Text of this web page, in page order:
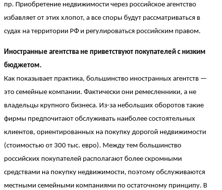
пр. Приобретение недвижимости через российское агентство
избавляет от этих хлопот, а все споры будут рассматриваться в
судах на территории РФ и регулироваться российским правом.
Иностранные агентства не приветствуют покупателей с низким
бюджетом.
Как показывает практика, большинство иностранных агентств —
это семейные компании. Фактически они ремесленники, а не
владельцы крупного бизнеса. Из-за небольших оборотов такие
фирмы предпочитают обслуживать наиболее состоятельных
клиентов, ориентированных на покупку дорогой недвижимости
(стоимостью от 300 тыс. евро). Между тем большинство
российских покупателей располагают более скромными
средствами на покупку недвижимости, поэтому обслуживаются
местными семейными компаниями по остаточному принципу. В